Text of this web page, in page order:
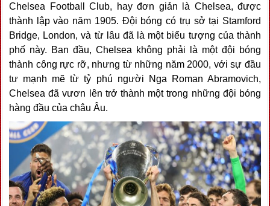
Chelsea Football Club, hay đơn giản là Chelsea, được
thành lập vào năm 1905. Đội bóng có trụ sở tại Stamford
Bridge, London, và từ lâu đã là một biểu tượng của thành
phố này. Ban đầu, Chelsea không phải là một đội bóng
thành công rực rỡ, nhưng từ những năm 2000, với sự đầu
tư mạnh mẽ từ tỷ phú người Nga Roman Abramovich,
Chelsea đã vươn lên trở thành một trong những đội bóng
hàng đầu của châu Âu.